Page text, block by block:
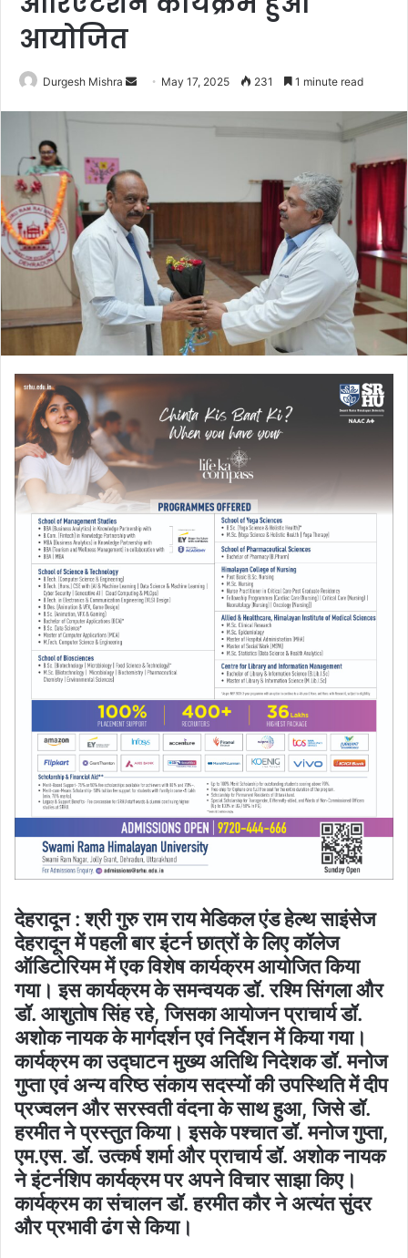
आयोजित
Durgesh Mishra
Send May 17, 2025 231 1 minute read
देहरादून : श्री गुरु राम राय मेडिकल एंड हेल्थ साइंसेज
देहरादून में पहली बार इंटर्न छात्रों के लिए कॉलेज
ऑडिटोरियम में एक विशेष कार्यक्रम आयोजित किया
गया। इस कार्यक्रम के समन्वयक डॉ. रश्मि सिंगला और
डॉ. आशुतोष सिंह रहे, जिसका आयोजन प्राचार्य डॉ.
अशोक नायक के मार्गदर्शन एवं निर्देशन में किया गया।
कार्यक्रम का उद्घाटन मुख्य अतिथि निदेशक डॉ. मनोज
गुप्ता एवं अन्य वरिष्ठ संकाय सदस्यों की उपस्थिति में दीप
प्रज्वलन और सरस्वती वंदना के साथ हुआ, जिसे डॉ.
हरमीत ने प्रस्तुत किया। इसके पश्चात डॉ. मनोज गुप्ता,
एम.एस. डॉ. उत्कर्ष शर्मा और प्राचार्य डॉ. अशोक नायक
ने इंटर्नशिप कार्यक्रम पर अपने विचार साझा किए।
कार्यक्रम का संचालन डॉ. हरमीत कौर ने अत्यंत सुंदर
और प्रभावी ढंग से किया।